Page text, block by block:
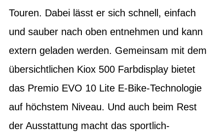
Touren. Dabei lässt er sich schnell, einfach
und sauber nach oben entnehmen und kann
extern geladen werden. Gemeinsam mit dem
übersichtlichen Kiox 500 Farbdisplay bietet
das Premio EVO 10 Lite E-Bike-Technologie
auf höchstem Niveau. Und auch beim Rest
der Ausstattung macht das sportlich-